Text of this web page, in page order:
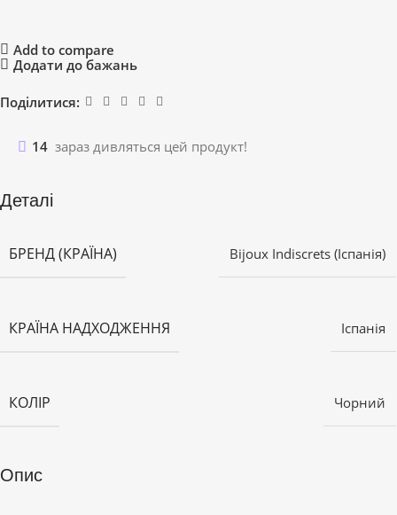
Add to compare
Додати до бажань
Поділитися:
14 зараз дивляться цей продукт!
Деталі
БРЕНД (КРАЇНА) Bijoux Indiscrets (Іспанія)
КРАЇНА НАДХОДЖЕННЯ Іспанія
КОЛІР Чорний
Опис